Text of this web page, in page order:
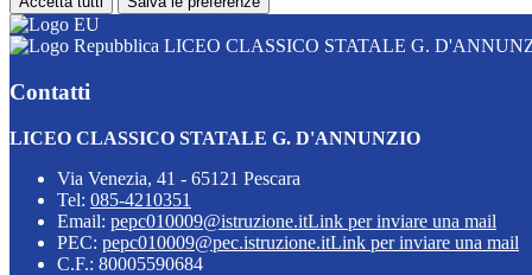
LICEO CLASSICO STATALE G.
Contatti
LICEO CLASSICO STATALE G. D'ANNUNZIO
Via Venezia, 41 - 65121 Pescara
Tel: 085-4210351
Email: pepc010009@istruzione.itLink per inviare una mail
PEC: pepc010009@pec.istruzione.itLink per inviare una mail
C.F.: 80005590684